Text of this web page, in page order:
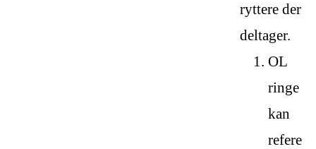
ryttere der
deltager.
OL
ringe
kan
refere